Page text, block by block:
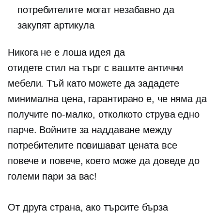
потребителите могат незабавно да
закупят артикула
Никога не е лоша идея да
отидетестил на търг с вашите антични
мебели. Тъй като можете да зададете
минимална цена, гарантирано е, че няма да
получите по-малко, отколкото струва едно
парче. Войните за наддаване между
потребителите повишават цената все
повече и повече, което може да доведе до
големи пари за вас!
От друга страна, ако търсите бърза